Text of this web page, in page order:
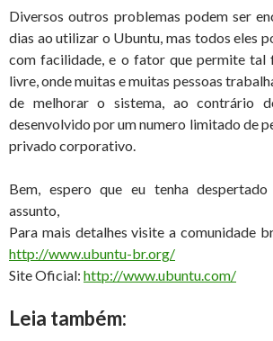
Diversos outros problemas podem ser
dias ao utilizar o Ubuntu, mas todos eles
com facilidade, e o fator que permite tal
livre, onde muitas e muitas pessoas
de melhorar o sistema, ao contrário
desenvolvido por um numero limitado de
privado corporativo.
Bem, espero que eu tenha
assunto,
Para mais detalhes visite a comunidade
http://www.ubuntu-br.org/
Site Oficial: http://www.ubuntu.com/
Leia também: